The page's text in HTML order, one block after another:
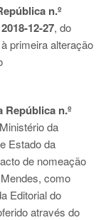
n.º
12-27, do
primeira alteração
República n.º
da
Estado da
de nomeação
como
Editorial do
através do